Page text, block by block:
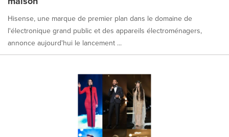
Hisense, une marque de premier plan dans le domaine de
l'électronique grand public et des appareils électroménagers,
annonce aujourd'hui le lancement ...